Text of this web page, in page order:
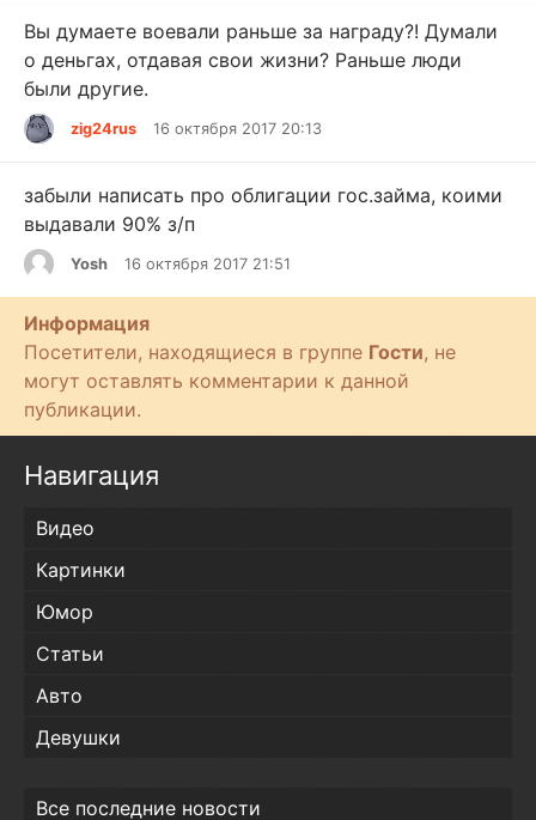
Вы думаете воевали раньше за награду?! Думали
о деньгах, отдавая свои жизни? Раньше люди
были другие.
zig24rus 16 октября 2017 20:13
забыли написать про облигации гос.займа, коими
выдавали 90% з/п
Yosh 16 октября 2017 21:51
Информация
Посетители, находящиеся в группе Гости, не
могут оставлять комментарии к данной
публикации.
Навигация
Видео
Картинки
Юмор
Статьи
Авто
Девушки
Все последние новости